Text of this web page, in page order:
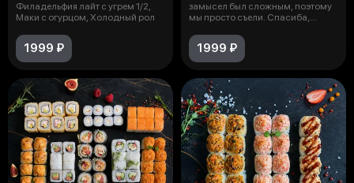
Филадельфия лайт с угрем 1/2,
Маки с огурцом, Холодный рол
1999 ₽
замысел был сложным, поэтому
мы просто съели. Спасиба,
1999 ₽